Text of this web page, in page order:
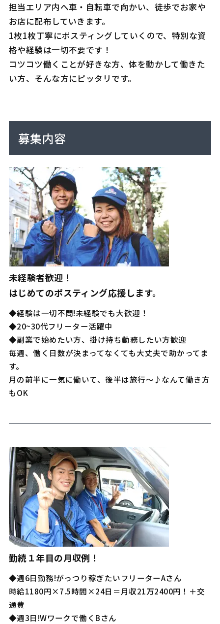
担当エリア内へ車・自転車で向かい、徒歩でお家や
お店に配布していきます。
1枚1枚丁寧にポスティングしていくので、特別な資
格や経験は一切不要です！
コツコツ働くことが好きな方、体を動かして働きた
い方、そんな方にピッタリです。
募集内容
未経験者歓迎！
はじめてのポスティング応援します。
◆経験は一切不問!未経験でも大歓迎！
◆20~30代フリーター活躍中
◆副業で始めたい方、掛け持ち勤務したい方歓迎
毎週、働く日数が決まってなくても大丈夫で助かってま
す。
月の前半に一気に働いて、後半は旅行～♪なんて働き方
もOK
勤続１年目の月収例！
◆週6日勤務!がっつり稼ぎたいフリーターAさん
時給1180円×7.5時間×24日＝月収21万2400円！＋交
通費
◆週3日!Wワークで働くBさん